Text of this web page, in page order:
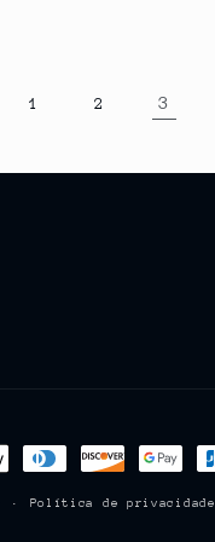
1 2 3
Política de privacidade